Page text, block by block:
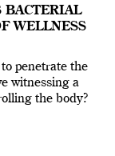
BACTERIAL
WELLNESS
penetrate the
witnessing a
the body?